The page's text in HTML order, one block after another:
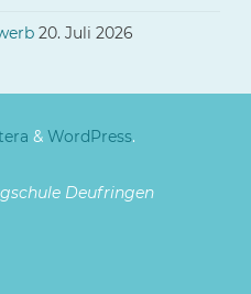
20. Juli 2026
& WordPress.
Deufringen